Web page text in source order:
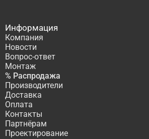
Информация
Компания
Новости
Вопрос-ответ
Монтаж
% Распродажа
Производители
Доставка
Оплата
Контакты
Партнёрам
Проектирование